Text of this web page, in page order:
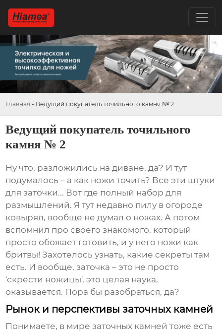
Главная - Ведущий покупатель точильного камня № 2
Ведущий покупатель точильного
камня № 2
Ну что, разложились на диване, да? И тут
подумалось – а как ножи точить? Все эти штуки
для заточки... Вот где полный набор для
размышлений. Я тут недавно пилу в огороде
ковырял, вообще не думал о ножах. А потом
вспомнил про своего знакомого, который
просто обожает готовить, и у него ножи как
бритвы! Захотелось узнать, какие секреты там
есть. И вообще, заточка – это не просто
'скрести ножицы', это целая наука,
оказывается. Пора бы разобраться, да?
Рынок и перспективы заточных камней
Понимаете, в мире заточных камней тоже есть